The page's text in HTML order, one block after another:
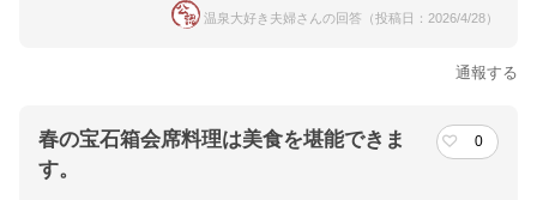
温泉大好き夫婦さんの回答（投稿日：2026/4/28）
通報する
春の宝石箱会席料理は美食を堪能できま
す。
0